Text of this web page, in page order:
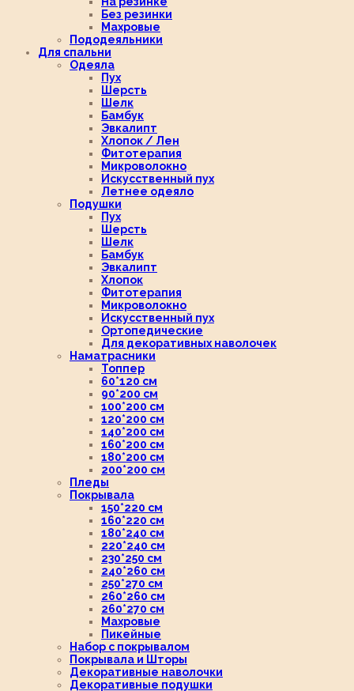
Без резинки
Махровые
Пододеяльники
Для спальни
Одеяла
Пух
Шерсть
Шелк
Бамбук
Эвкалипт
Хлопок / Лен
Фитотерапия
Микроволокно
Искусственный пух
Летнее одеяло
Подушки
Пух
Шерсть
Шелк
Бамбук
Эвкалипт
Хлопок
Фитотерапия
Микроволокно
Искусственный пух
Ортопедические
Для декоративных наволочек
Наматрасники
Топпер
60*120 см
90*200 см
100*200 см
120*200 см
140*200 см
160*200 см
180*200 см
200*200 см
Пледы
Покрывала
150*220 см
160*220 см
180*240 см
220*240 см
230*250 см
240*260 см
250*270 см
260*260 см
260*270 см
Махровые
Пикейные
Набор с покрывалом
Покрывала и Шторы
Декоративные наволочки
Декоративные подушки